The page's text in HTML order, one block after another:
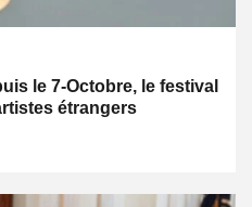
le 7-Octobre, le festival
étrangers